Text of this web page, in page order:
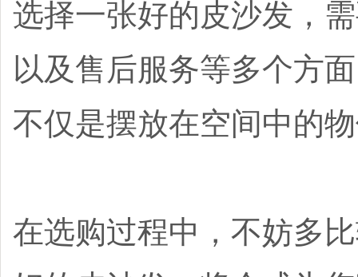
选择一张好的皮沙发，
以及售后服务等多个方
不仅是摆放在空间中的
在选购过程中，不妨多